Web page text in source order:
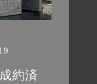
約済